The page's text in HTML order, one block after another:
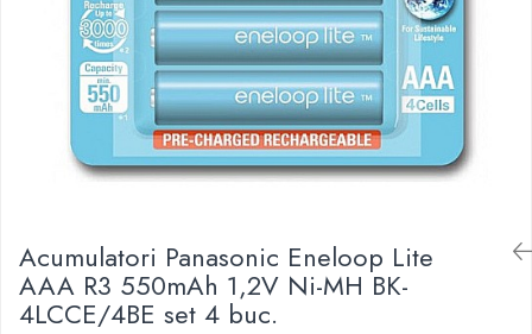
Becuri LED
Aplice LED
Kit-uri vlogging
Prelungitoare
Stabilizatoare tensiune
Ventilatoare
Baterii Zinc-Aer
Acumulatori Panasonic Eneloop Lite
AAA R3 550mAh 1,2V Ni-MH BK-
4LCCE/4BE set 4 buc.